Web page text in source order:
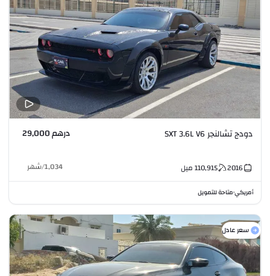
دودج تشالنجر SXT 3.6L V6 درهم 29,000
2016
110,915 ميل 1,034
/شهر
أمريكي•متاحة للتمويل
سعر عادل